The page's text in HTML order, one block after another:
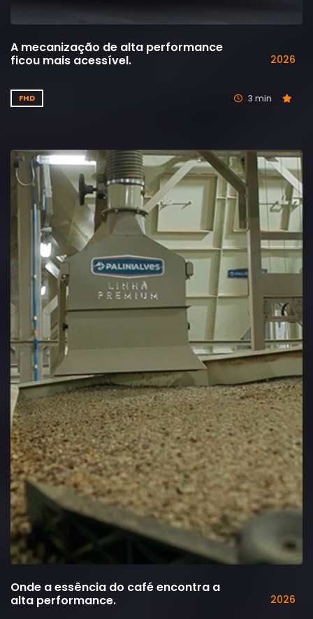
A mecanização de alta performance
ficou mais acessível.
2026
FHD 3 min
Onde a essência do café encontra a
alta performance.
2026